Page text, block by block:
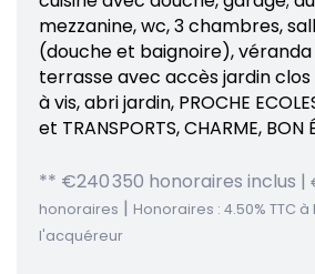
mezzanine, wc, 3 chambres,
(douche et baignoire),
terrasse avec accès jardin clos
à vis, abri jardin, PROCHE
et TRANSPORTS, CHARME, BON
** €240 350 honoraires inclus |
honoraires | Honoraires : 4.50% TTC
l'acquéreur